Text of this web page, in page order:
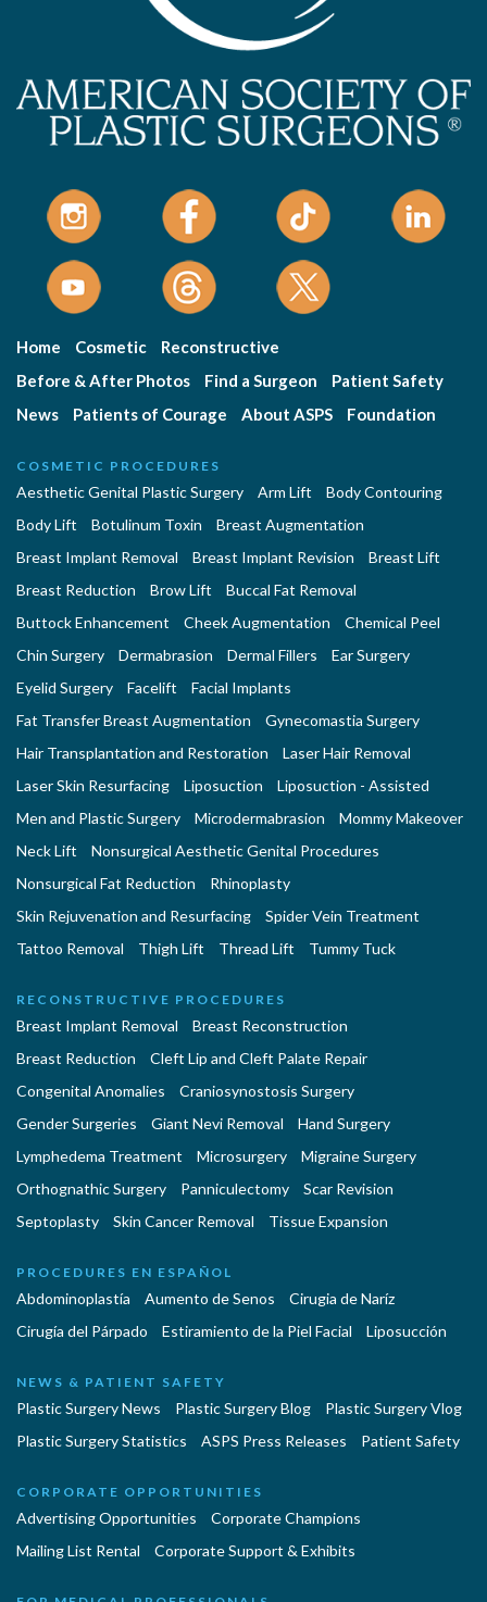
Home Cosmetic
Reconstructive
Before & After Photos
Find a Surgeon
Patient Safety
News
Patients of Courage About ASPS Foundation
COSMETIC PROCEDURES
Aesthetic Genital Plastic Surgery Arm Lift
Body Contouring
Body Lift
Botulinum Toxin
Breast Augmentation
Breast Implant Removal
Breast Implant Revision
Breast Lift
Breast Reduction
Brow Lift
Buccal Fat Removal
Buttock Enhancement
Cheek Augmentation
Chemical Peel
Chin Surgery
Dermabrasion Dermal Fillers
Ear Surgery
Eyelid Surgery
Facelift
Facial Implants
Fat Transfer Breast Augmentation
Gynecomastia Surgery
Hair Transplantation and Restoration
Laser Hair Removal
Laser Skin Resurfacing
Liposuction
Liposuction - Assisted
Men and Plastic Surgery
Microdermabrasion
Mommy Makeover
Neck Lift
Nonsurgical Aesthetic Genital Procedures
Nonsurgical Fat Reduction
Rhinoplasty
Skin Rejuvenation and Resurfacing
Spider Vein Treatment
Tattoo Removal
Thigh Lift Thread Lift Tummy Tuck
RECONSTRUCTIVE PROCEDURES
Breast Implant Removal
Breast Reconstruction
Breast Reduction
Cleft Lip and Cleft Palate Repair
Congenital Anomalies
Craniosynostosis Surgery
Gender Surgeries
Giant Nevi Removal
Hand Surgery
Lymphedema Treatment
Microsurgery
Migraine Surgery
Orthognathic Surgery
Panniculectomy
Scar Revision
Septoplasty
Skin Cancer Removal Tissue Expansion
PROCEDURES EN ESPAÑOL
Abdominoplastía Aumento de Senos
Cirugia de Naríz
Cirugía del Párpado
Estiramiento de la Piel Facial Liposucción
NEWS & PATIENT SAFETY
Plastic Surgery News Plastic Surgery Blog
Plastic Surgery Vlog
Plastic Surgery Statistics
ASPS Press Releases Patient Safety
CORPORATE OPPORTUNITIES
Advertising Opportunities
Corporate Champions
Mailing List Rental
Corporate Support & Exhibits